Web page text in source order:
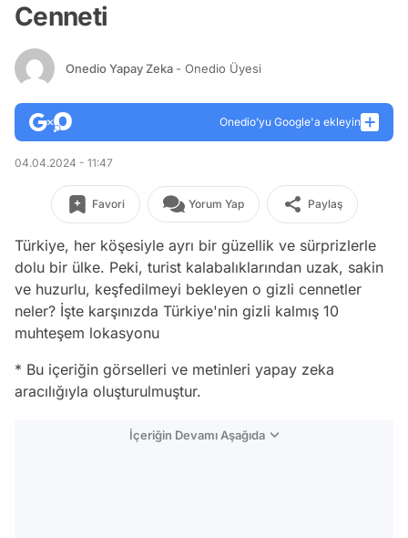
Cenneti
Onedio Yapay Zeka - Onedio Üyesi
Onedio’yu Google'a ekleyin
04.04.2024 - 11:47
Favori Yorum Yap Paylaş
Türkiye, her köşesiyle ayrı bir güzellik ve sürprizlerle
dolu bir ülke. Peki, turist kalabalıklarından uzak, sakin
ve huzurlu, keşfedilmeyi bekleyen o gizli cennetler
neler? İşte karşınızda Türkiye'nin gizli kalmış 10
muhteşem lokasyonu
* Bu içeriğin görselleri ve metinleri yapay zeka
aracılığıyla oluşturulmuştur.
İçeriğin Devamı Aşağıda